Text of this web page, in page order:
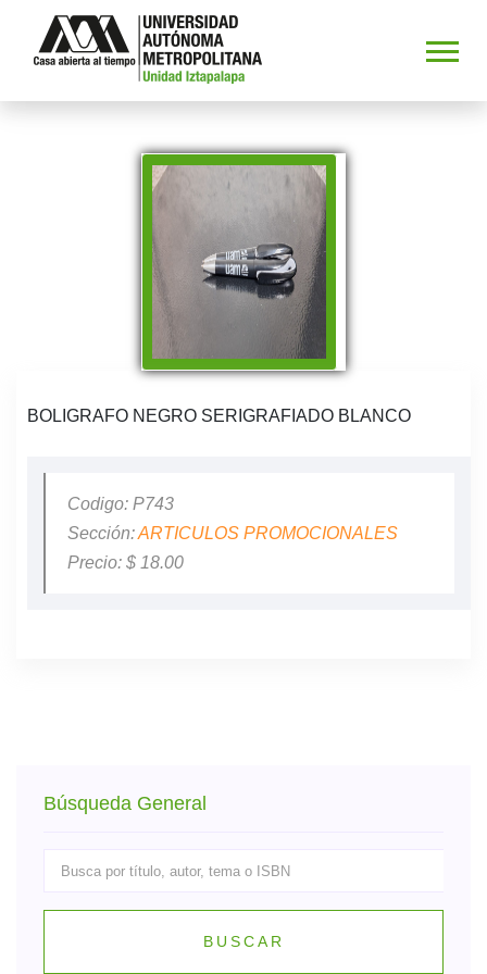
BOLIGRAFO NEGRO SERIGRAFIADO BLANCO
Codigo: P743
Sección:ARTICULOS PROMOCIONALES
Precio: $ 18.00
Búsqueda General
BUSCAR